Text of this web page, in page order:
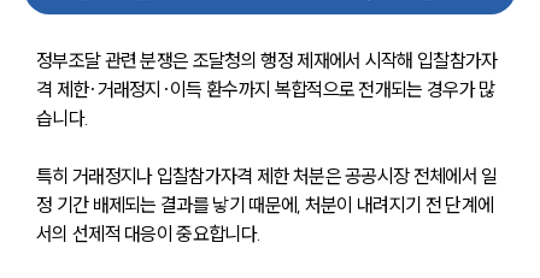
정부조달 관련 분쟁은 조달청의 행정 제재에서 시작해 입찰참가자
격 제한·거래정지·이득 환수까지 복합적으로 전개되는 경우가 많
습니다.
특히 거래정지나 입찰참가자격 제한 처분은 공공시장 전체에서 일
정 기간 배제되는 결과를 낳기 때문에, 처분이 내려지기 전 단계에
서의 선제적 대응이 중요합니다.